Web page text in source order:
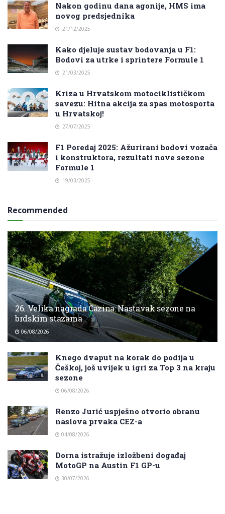
Nakon godinu dana agonije, HMS ima
novog predsjednika
21/12/2025
Kako djeluje sustav bodovanja u F1:
Bodovi za utrke i sprintere Formule 1
21/03/2025
Kriza u Hrvatskom motociklističkom
savezu: Hitna akcija za spas motosporta
u Hrvatskoj!
27/07/2025
F1 Poredaj 2025: Ažurirani bodovi vozača
i konstruktora, rezultati nove sezone
Formule 1
19/03/2025
Recommended
26. Velika nagrada Cazina: Nastavak sezone na
brdskim stazama
06/08/2026
Knego dvaput na korak do podija u
Češkoj, još uvijek u igri za Top 3 na kraju
sezone
06/08/2026
Renzo Jurić uspješno otvorio obranu
naslova prvaka CEZ-a
04/08/2026
Dorna istražuje izložbeni događaj
MotoGP na Austin F1 GP-u
30/07/2026